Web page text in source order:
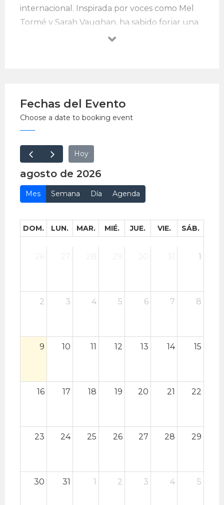
internacional. Inspirada por voces como Mel
Tormé y Sarah Vaughan, ha sabido forjar una
identidad propia, profundamente enraizada
Fecha: viernes 19 de junio
EntradaLibre.
Fechas del Evento
Choose a date to booking event
Hoy
agosto de 2026
Mes Semana Día Agenda
DOM. LUN. MAR. MIÉ. JUE. VIE. SÁB.
1
2 3 4 5 6 7 8
9 10 11 12 13 14 15
16 17 18 19 20 21 22
23 24 25 26 27 28 29
30 31 1 2 3 4 5